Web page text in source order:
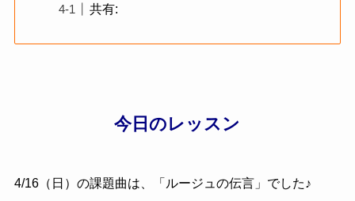
共有:
今日のレッスン
4/16（日）の課題曲は 、「 ルージュの伝言」でした♪